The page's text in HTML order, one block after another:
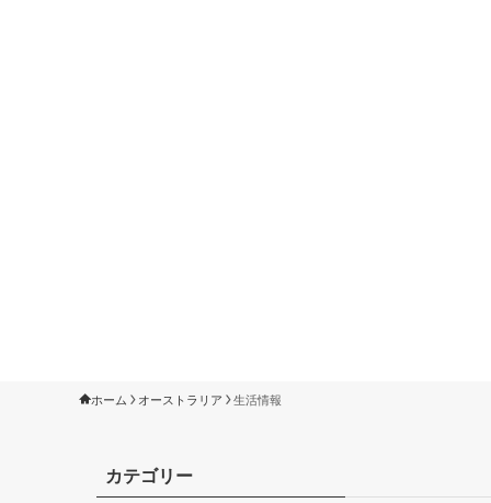
ホーム オーストラリア 生活情報
カテゴリー